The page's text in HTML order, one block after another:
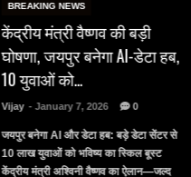
BREAKING NEWS
केंद्रीय मंत्री वैष्णव की बड़ी
घोषणा, जयपुर बनेगा AI-डेटा हब,
10 युवाओं को…
Vijay - January 7, 2026 0
जयपुर बनेगा AI और डेटा हब: बड़े डेटा सेंटर से
10 लाख युवाओं को भविष्य का स्किल बूस्ट
केंद्रीय मंत्री अश्विनी वैष्णव का ऐलान—जल्द